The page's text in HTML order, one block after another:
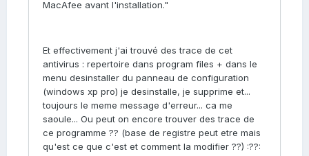
MacAfee avant l'installation."
Et effectivement j'ai trouvé des trace de cet
antivirus : repertoire dans program files + dans le
menu desinstaller du panneau de configuration
(windows xp pro) je desinstalle, je supprime et...
toujours le meme message d'erreur... ca me
saoule... Ou peut on encore trouver des trace de
ce programme ?? (base de registre peut etre mais
qu'est ce que c'est et comment la modifier ??) :??: